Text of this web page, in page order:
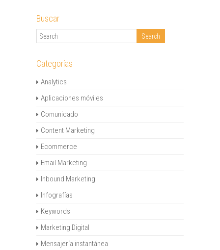
Buscar
Categorías
Analytics
Aplicaciones móviles
Comunicado
Content Marketing
Ecommerce
Email Marketing
Inbound Marketing
Infografías
Keywords
Marketing Digital
Mensajería instantánea